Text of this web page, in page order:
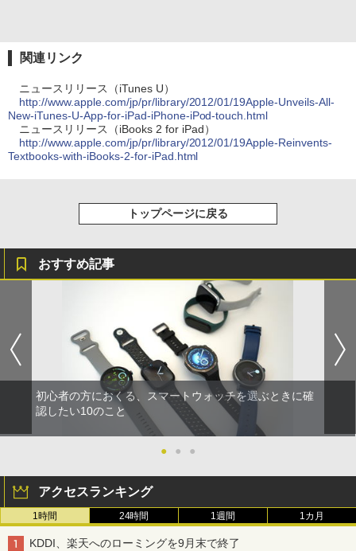
関連リンク
ニュースリリース（iTunes U）
http://www.apple.com/jp/pr/library/2012/01/19Apple-Unveils-All-
New-iTunes-U-App-for-iPad-iPhone-iPod-touch.html
ニュースリリース（iBooks 2 for iPad）
http://www.apple.com/jp/pr/library/2012/01/19Apple-Reinvents-
Textbooks-with-iBooks-2-for-iPad.html
トップページに戻る
おすすめ記事
初心者の方におくる、スマートウォッチを選ぶときに確
認したい10のこと
● ● ●
アクセスランキング
1時間 24時間 1週間 1カ月
KDDI、楽天へのローミングを9月末で終了